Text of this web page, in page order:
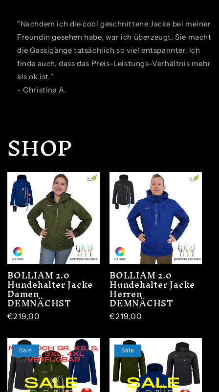
"Nachdem ich die cool geschnittene Jacke bei meiner
Freundin gesehen habe, war ich überzeugt. Sie macht
die Gassigänge tatsächlich so viel entspannter. Ich
finde auch, dass das Preis-Leistungs-Verhältnis mehr
als ok ist."
- Christina A.
SHOP
BOLLIAM 2.0
Hundehalter Jacke
Damen
DEMNÄCHST
Normaler
€219,00
BOLLIAM 2.0
Hundehalter Jacke
Herren
DEMNÄCHST
Normaler
€219,00
Sale Sale